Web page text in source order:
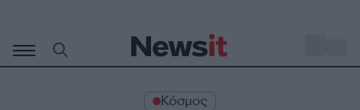
περιεχόμενο
Κόσμος